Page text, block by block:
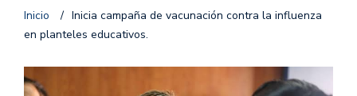
Inicio / Inicia campaña de vacunación contra la influenza
en planteles educativos.